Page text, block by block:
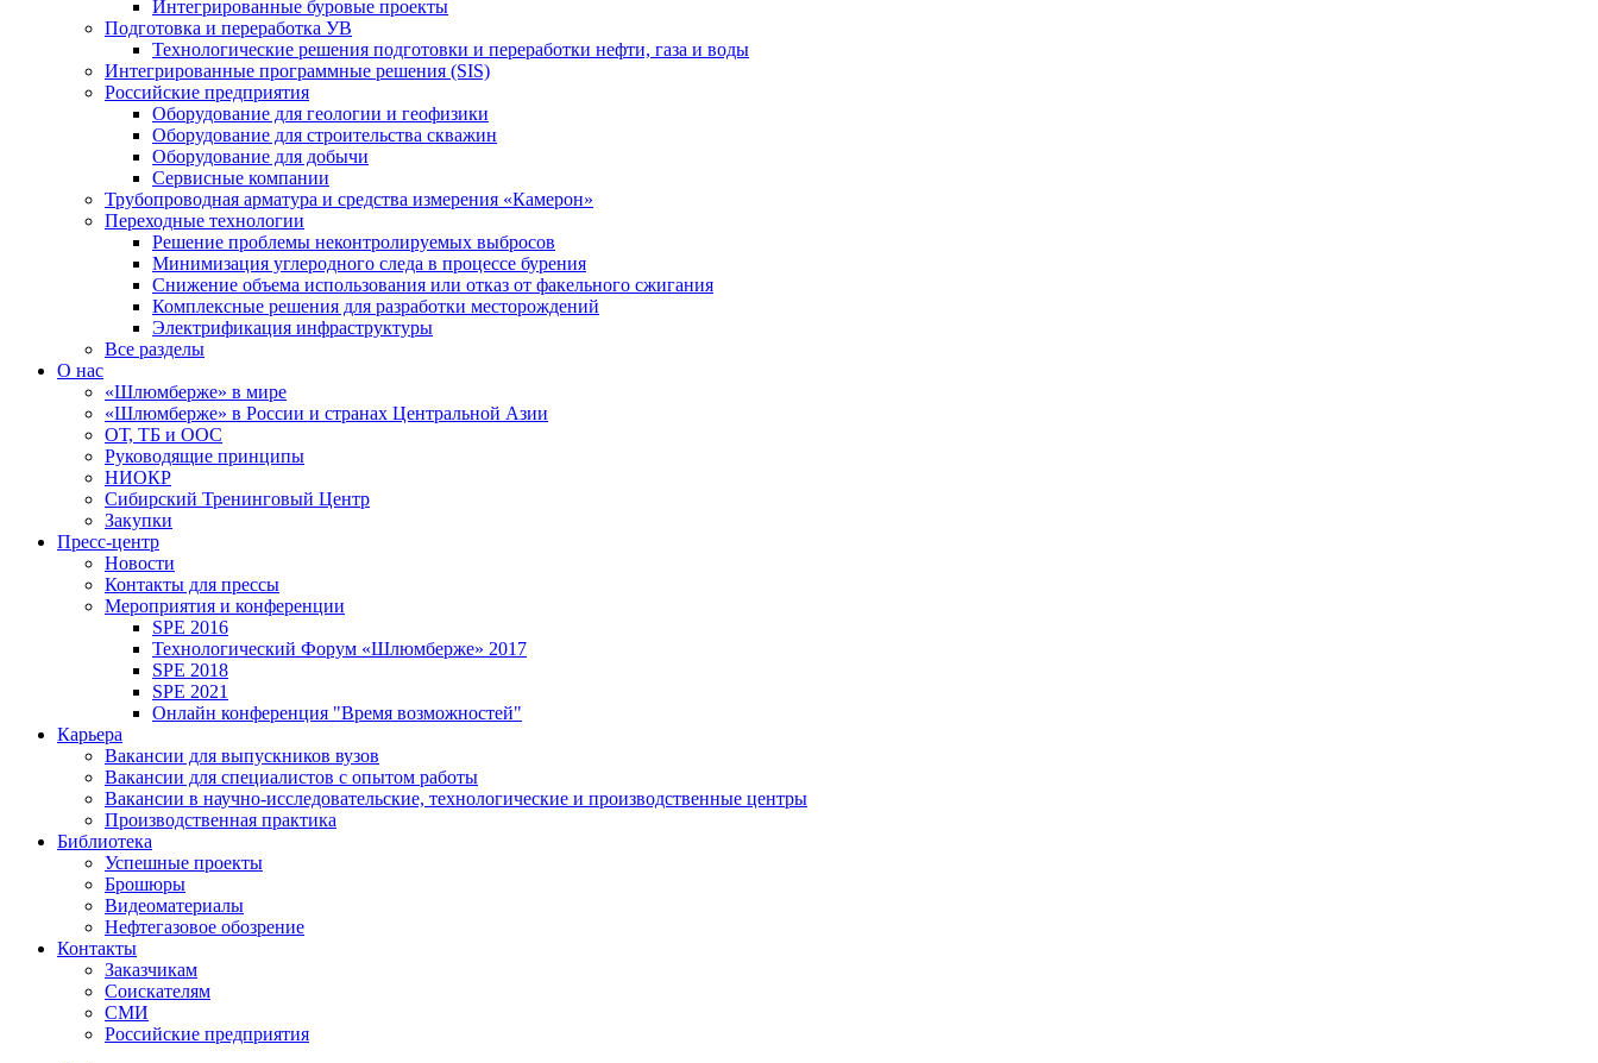
Интегрированные буровые проекты
Подготовка и переработка УВ
Технологические решения подготовки и переработки нефти, газа и воды
Интегрированные программные решения (SIS)
Российские предприятия
Оборудование для геологии и геофизики
Оборудование для строительства скважин
Оборудование для добычи
Сервисные компании
Трубопроводная арматура и средства измерения «Камерон»
Переходные технологии
Решение проблемы неконтролируемых выбросов
Минимизация углеродного следа в процессе бурения
Снижение объема использования или отказ от факельного сжигания
Комплексные решения для разработки месторождений
Электрификация инфраструктуры
Все разделы
О нас
«Шлюмберже» в мире
«Шлюмберже» в России и странах Центральной Азии
ОТ, ТБ и ООС
Руководящие принципы
НИОКР
Сибирский Тренинговый Центр
Закупки
Пресс-центр
Новости
Контакты для прессы
Мероприятия и конференции
SPE 2016
Технологический Форум «Шлюмберже» 2017
SPE 2018
SPE 2021
Онлайн конференция "Время возможностей"
Карьера
Вакансии для выпускников вузов
Вакансии для специалистов с опытом работы
Вакансии в научно-исследовательские, технологические и производственные центры
Производственная практика
Библиотека
Успешные проекты
Брошюры
Видеоматериалы
Нефтегазовое обозрение
Контакты
Заказчикам
Соискателям
СМИ
Российские предприятия